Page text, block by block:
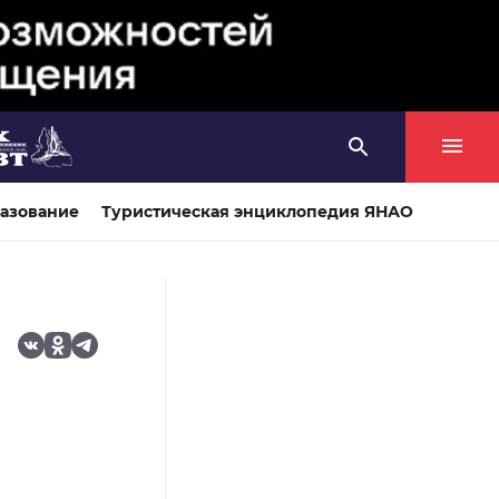
Туристическая энциклопедия ЯНАО